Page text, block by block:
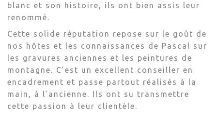
blanc et son histoire, ils ont bien assis leur
renommé.
Cette solide réputation repose sur le goût de
nos hôtes et les connaissances de Pascal sur
les gravures anciennes et les peintures de
montagne. C’est un excellent conseiller en
encadrement et passe partout réalisés à la
main, à l’ancienne. Ils ont su transmettre
cette passion à leur clientèle.